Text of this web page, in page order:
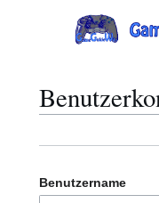
Hauptmenü
Benutzername